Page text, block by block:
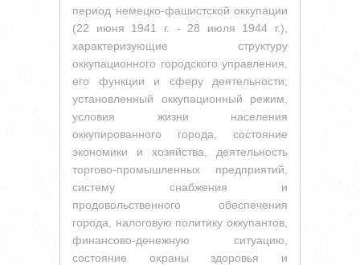
период немецко-фашистской оккупации
(22 июня 1941 г. - 28 июля 1944 г.),
характеризующие структуру
оккупационного городского управления,
его функции и сферу деятельности;
установленный оккупационный режим,
условия жизни населения
оккупированного города, состояние
экономики и хозяйства, деятельность
торгово-промышленных предприятий,
систему снабжения и
продовольственного обеспечения
города, налоговую политику оккупантов,
финансово-денежную ситуацию,
состояние охраны здоровья и